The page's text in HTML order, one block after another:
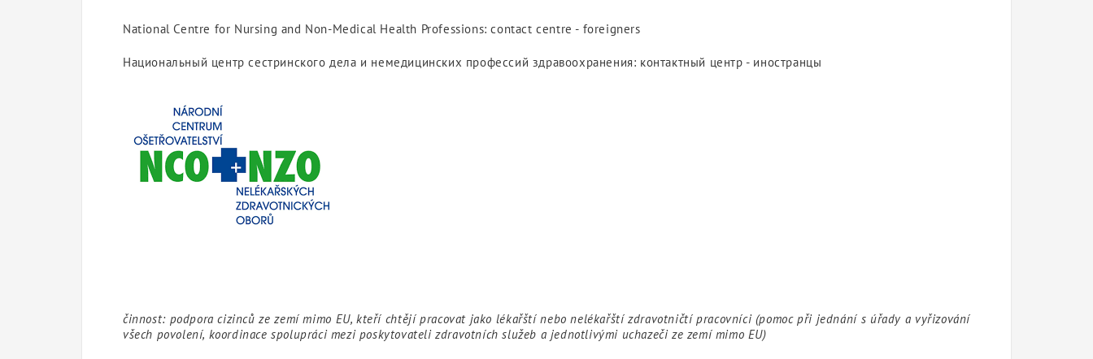
National Centre for Nursing and Non-Medical Health Professions: contact centre - foreigners
Национальный центр сестринского дела и немедицинских профессий здравоохранения: контактный центр - иностранцы
činnost: podpora cizinců ze zemí mimo EU, kteří chtějí pracovat jako lékařští nebo nelékařští zdravotničtí pracovníci (pomoc při jednání s úřady a vyřizování
všech povolení, koordinace spolupráci mezi poskytovateli zdravotních služeb a jednotlivými uchazeči ze zemí mimo EU)